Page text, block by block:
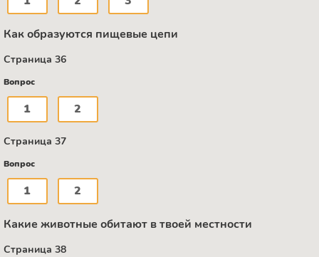
Как образуются пищевые цепи
Страница 36
Вопрос
1 2
Страница 37
Вопрос
1 2
Какие животные обитают в твоей местности
Страница 38